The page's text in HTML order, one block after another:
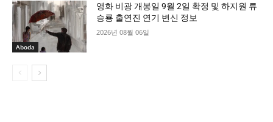
Aboda
영화 비광 개봉일 9월 2일 확정 및 하지원 류
승룡 출연진 연기 변신 정보
2026년 08월 06일